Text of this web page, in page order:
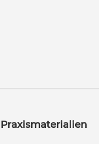
Praxismaterialien